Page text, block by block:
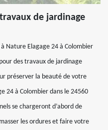
de jardinage
Nature Elagage 24 à Colombier
des travaux de jardinage
préserver la beauté de votre
24 à Colombier dans le 24560
se chargeront d’abord de
les ordures et faire votre